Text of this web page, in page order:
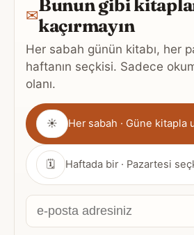
✉Bunun gibi
kaçırmayın
Her sabah günün kitabı, her
haftanın seçkisi. Sadece
olanı.
Gönderim
sıklığı
☀ Her sabah · Güne kitapla
🗓 Haftada bir · Pazartesi
E-
posta